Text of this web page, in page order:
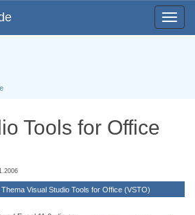
Toggle
Tools for Office
Visual Studio Tools for Office (VSTO)